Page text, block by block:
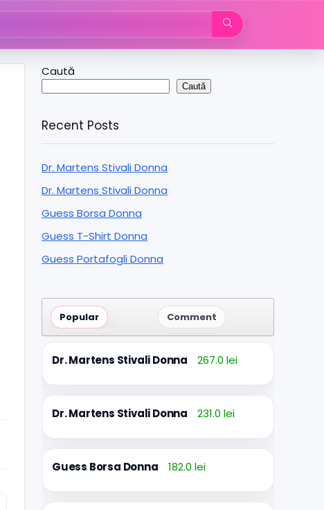
Caută
Caută
Recent Posts
Dr. Martens Stivali Donna
Dr. Martens Stivali Donna
Guess Borsa Donna
Guess T-Shirt Donna
Guess Portafogli Donna
Popular Comment
Dr. Martens Stivali Donna 267.0 lei
Dr. Martens Stivali Donna 231.0 lei
Guess Borsa Donna 182.0 lei